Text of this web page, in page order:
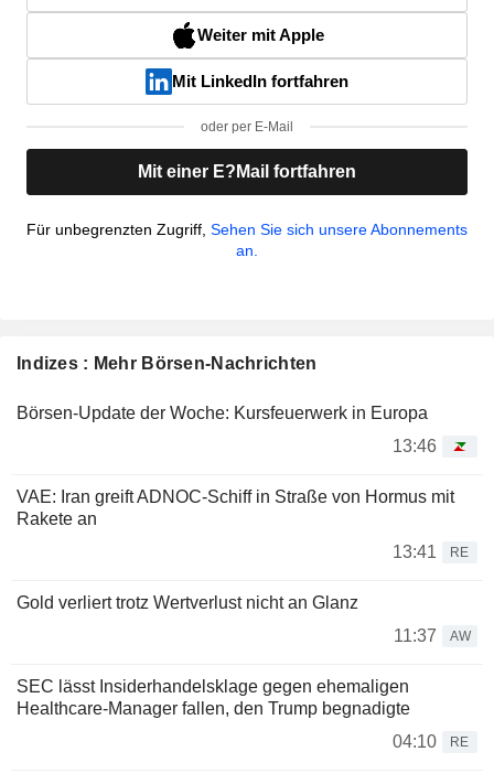
Weiter mit Apple
Mit LinkedIn fortfahren
oder per E-Mail
Mit einer E?Mail fortfahren
Für unbegrenzten Zugriff, Sehen Sie sich unsere Abonnements
an.
Indizes : Mehr Börsen-Nachrichten
Börsen-Update der Woche: Kursfeuerwerk in Europa
13:46
VAE: Iran greift ADNOC-Schiff in Straße von Hormus mit
Rakete an
13:41
RE
Gold verliert trotz Wertverlust nicht an Glanz
11:37
AW
SEC lässt Insiderhandelsklage gegen ehemaligen
Healthcare-Manager fallen, den Trump begnadigte
04:10
RE